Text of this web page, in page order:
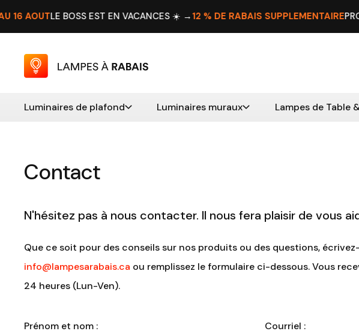
LE BOSS EST EN VACANCES ☀️ →12 % DE RABAIS SUPPLÉMENTAIRE
Luminaires de plafond Luminaires muraux Lampes de Table
Contact
N'hésitez pas à nous contacter. Il nous fera plaisir de vous
Que ce soit pour des conseils sur nos produits ou des questions,
info@lampesarabais.ca ou remplissez le formulaire ci-dessous. Vous
24 heures (Lun-Ven).
Prénom et nom : Courriel :